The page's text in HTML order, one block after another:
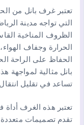
تعتبر غرف بانل من
التي تواجه مدينة
الظروف المناخية
الحرارة وجفاف
الحفاظ على الراحة
بانل مثالية لمواجهة
تساعد في تقليل
تعتبر هذه الغرف
تقدم تصميمات